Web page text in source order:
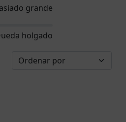
grande
holgado